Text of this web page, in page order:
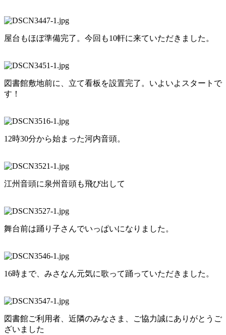
屋台もほぼ準備完了。今回も10軒に来ていただきました。
図書館敷地前に、立て看板を設置完了。いよいよスタートで
す！
12時30分から始まった河内音頭。
江州音頭に泉州音頭も飛び出して
舞台前は踊り子さんでいっぱいになりました。
16時まで、みさなん元気に歌って踊っていただきました。
図書館ご利用者、近隣のみなさま、ご協力誠にありがとうご
ざいました